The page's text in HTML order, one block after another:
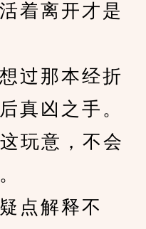
着离开才是
那本经折
真凶之手。
玩意，不会
点解释不